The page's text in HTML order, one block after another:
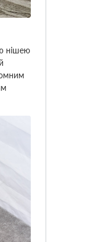
нішею